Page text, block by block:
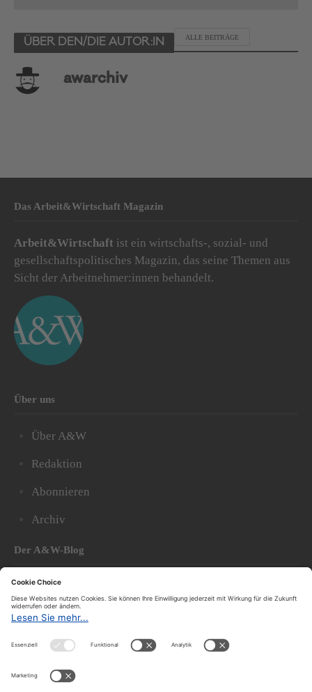
ÜBER DEN/DIE AUTOR:IN
ALLE BEITRÄGE
awarchiv
Das Arbeit&Wirtschaft Magazin
Arbeit&Wirtschaft ist ein wirtschafts-, sozial- und
gesellschaftspolitisches Magazin, das seine Themen aus
Sicht der Arbeitnehmer:innen behandelt.
Über uns
Über A&W
Redaktion
Abonnieren
Archiv
Der A&W-Blog
DerA&W-Blog
hat sich in den vergangenen Jahren zu einem der
bedeutendsten politischen Blogs in Österreich
entwickelt.